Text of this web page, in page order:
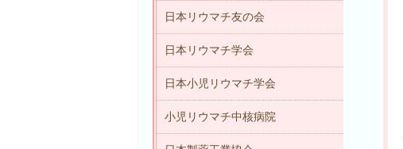
日本リウマチ友の会
日本リウマチ学会
日本小児リウマチ学会
小児リウマチ中核病院